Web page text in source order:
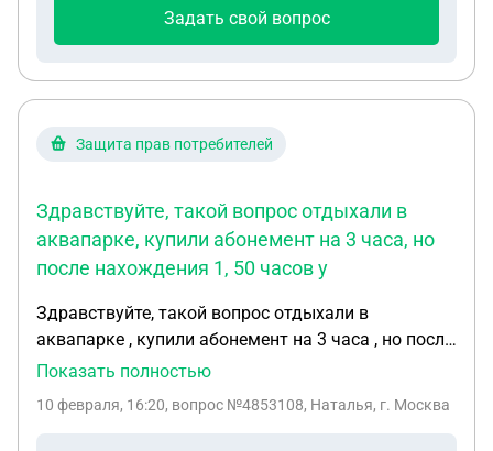
Задать свой вопрос
Защита прав потребителей
Здравствуйте, такой вопрос отдыхали в
аквапарке, купили абонемент на 3 часа, но
после нахождения 1, 50 часов у
Здравствуйте, такой вопрос отдыхали в
аквапарке , купили абонемент на 3 часа , но после
нахождения 1,50 часов у меня ребёнок
кафель ( так как там пол был в воде ) лестница
Показать полностью
10 февраля, 16:20, вопрос №4853108, Наталья, г. Москва